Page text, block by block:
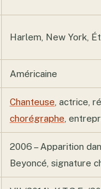
Harlem, New York,
Américaine
Chanteuse , actrice,
chorégraphe ,
2006 – Apparition
Beyoncé, signature